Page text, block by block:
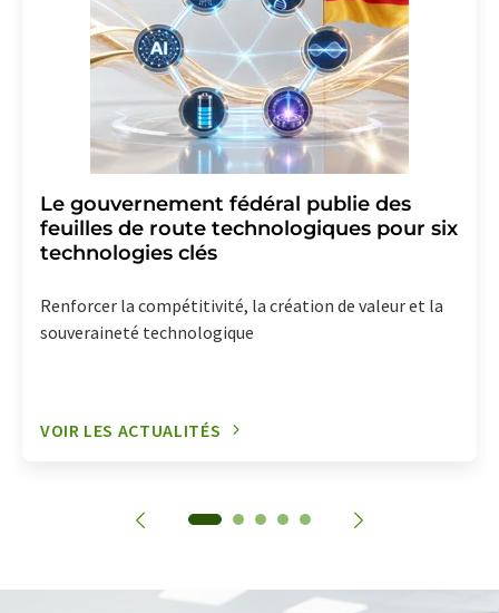
Le gouvernement fédéral publie des
feuilles de route technologiques pour six
technologies clés
Renforcer la compétitivité, la création de valeur et la
souveraineté technologique
VOIR LES ACTUALITÉS